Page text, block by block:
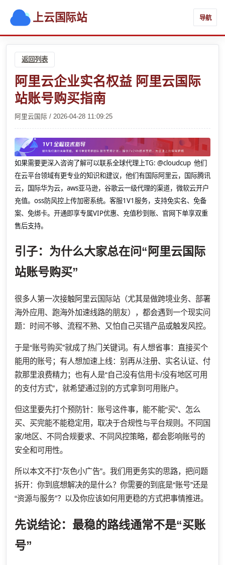
上云国际站 导航
返回列表
阿里云企业实名权益 阿里云国际
站账号购买指南
阿里云国际 / 2026-04-28 11:09:25
如果需要更深入咨询了解可以联系全球代理上TG: @cloudcup 他们
在云平台领域有更专业的知识和建议，他们有国际阿里云，国际腾讯
云，国际华为云，aws亚马逊，谷歌云一级代理的渠道，微软云开户
充值。oss防风控上传加密系统。客服1V1服务，支持免实名、免备
案、免绑卡。开通即享专属VIP优惠、充值秒到账、官网下单享双重
售后支持。
引子：为什么大家总在问“阿里云国际
站账号购买”
很多人第一次接触阿里云国际站（尤其是做跨境业务、部署
海外应用、跑海外加速线路的朋友），都会遇到一个现实问
题：时间不够、流程不熟、又怕自己买错产品或触发风控。
于是“账号购买”就成了热门关键词。有人想省事：直接买个
能用的账号；有人想加速上线：别再从注册、实名认证、付
款那里浪费精力；也有人是“自己没有信用卡/没有地区可用
的支付方式”，就希望通过别的方式拿到可用账户。
但这里要先打个预防针：账号这件事，能不能“买”、怎么
买、买完能不能稳定用，取决于合规性与平台规则。不同国
家/地区、不同合规要求、不同风控策略，都会影响账号的
安全和可用性。
所以本文不打“灰色小广告”。我们用更务实的思路，把问题
拆开：你到底想解决的是什么？你需要的到底是“账号”还是
“资源与服务”？以及你应该如何用更稳的方式把事情推进。
先说结论：最稳的路线通常不是“买账
号”